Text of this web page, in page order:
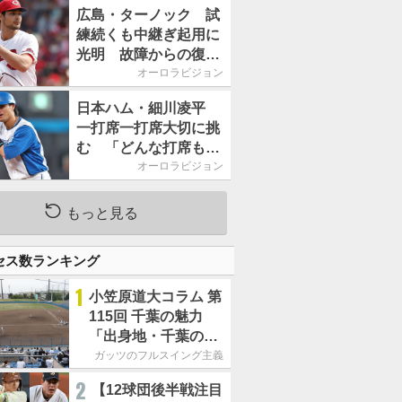
催
広島・ターノック 試
練続くも中継ぎ起用に
光明 故障からの復帰
期す／助っ人前半戦通
オーロラビジョン
日本ハム・細川凌平
一打席一打席大切に挑
む 「どんな打席も何
か意味のある打席にし
く！
オーロラビジョン
もっと見る
ス数ランキング
1 小笠原道大コラム 第
115回 千葉の魅力
「出身地・千葉の話
の続き。昔から野球
す」
ガッツのフルスイング主義
2 【12球団後半戦注目